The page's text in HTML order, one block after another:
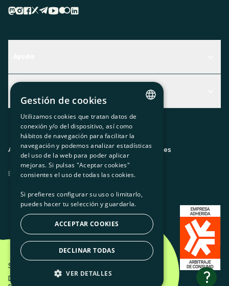
Descubre qué servicio te encaja mejor
Contacto
Actualidad
El rincón de la socia
Prensa
Trabaja con nosotros
Aviso legalPolítica de privacidadPolítica de cookies
ES CAGLEU
Som Energia SCCL - 2026
Diseño creativo de Etéreo Design.
?
CATALAN
SPANISH
GL
BASQUE
Gestión de cookies
Utilizamos cookies que tratan datos de
conexión y/o del dispositivo, así como
hábitos de navegación para facilitar la
navegación y podemos analizar estadísticas
del uso de la web para poder aplicar
mejoras. Si pulsas "Aceptar cookies"
consientes el uso de todas las cookies.
Si prefieres configurar su uso o limitarlo,
puedes hacer tu selección y guardarla.
ACCEPTAR COOKIES
DECLINAR TODAS
VER DETALLES